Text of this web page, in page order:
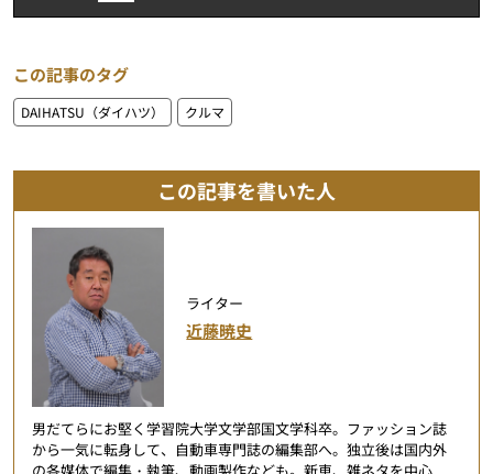
この記事のタグ
DAIHATSU（ダイハツ） クルマ
この記事を書いた人
ライター
近藤暁史
男だてらにお堅く学習院大学文学部国文学科卒。ファッション誌
から一気に転身して、自動車専門誌の編集部へ。独立後は国内外